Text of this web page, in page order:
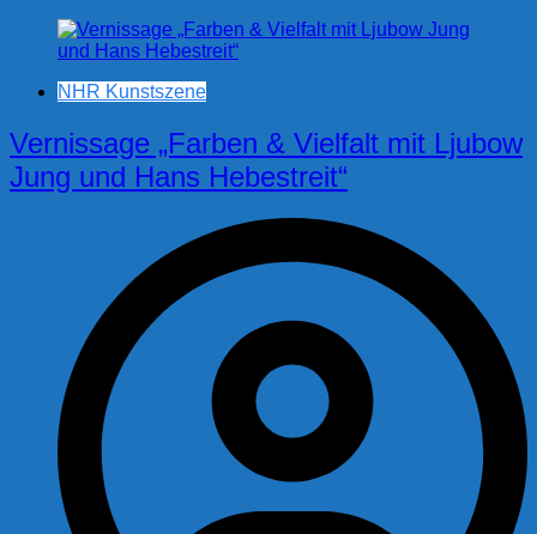
NHR Kunstszene
Vernissage „Farben & Vielfalt mit Ljubow
Jung und Hans Hebestreit“